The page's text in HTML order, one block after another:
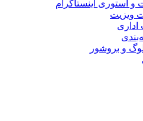
استوری اینستاگرام
ویزیت
و بروشور